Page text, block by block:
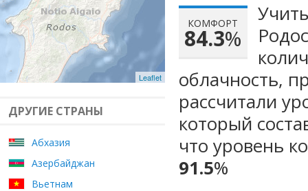
Leaflet
ДРУГИЕ СТРАНЫ
Абхазия
Азербайджан
Вьетнам
КОМФОРТ
84.3%
облачность,
рассчитали
который
что уровень
91.5%